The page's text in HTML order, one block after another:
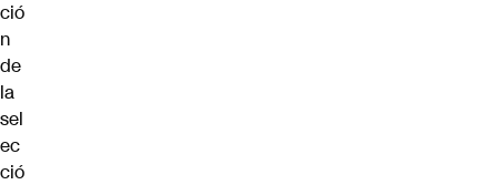
ció
n
de
la
sel
ec
ció